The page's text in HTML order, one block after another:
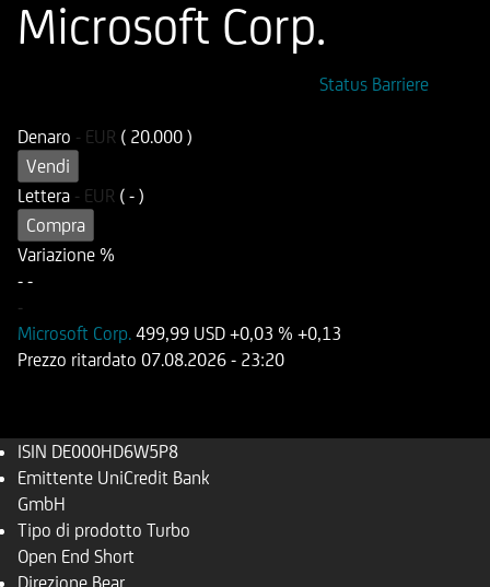
Microsoft Corp.
Status Barriere
Denaro - EUR ( 20.000 )
Vendi
Lettera - EUR ( - )
Compra
Variazione %
- -
-
Microsoft Corp. 499,99 USD +0,03 % +0,13
Prezzo ritardato 07.08.2026 - 23:20
ISIN DE000HD6W5P8
Emittente UniCredit Bank
GmbH
Tipo di prodotto Turbo
Open End Short
Direzione Bear